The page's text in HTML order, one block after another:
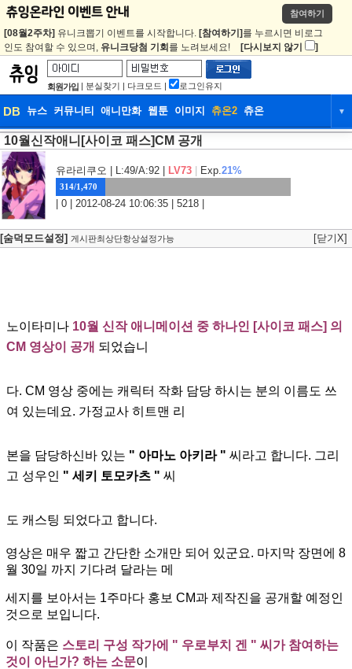
참여하기
[08월2주차] 유니크뽑기 이벤트를 시작합니다. [참여하기] 를 누르시면 비로그
인도 참여할 수 있으며, 유니크당첨 기회 를 노려보세요! [다시보지 않기 ]
회원가입 | 분실찾기 | 다크모드 | 로그인유지
DB 뉴스 커뮤니티 애니만화 웹툰 이미지 츄온2 츄온 ▼
DB 뉴스 커뮤니티
웹툰 이미지 츄온2
10월신작애니[사이코 패스]CM 공개
유라리쿠오 | L:49/A:92 | LV73 Exp.21%
314/1,470
| 0 | 2012-08-24 10:06:35 | 5218 |
[숨덕모드설정] 게시판최상단항상설정가능 [닫기X]
노이타미나 10월 신작 애니메이션 중 하나인 [사이코 패스] 의
CM 영상이 공개 되었습니
다. CM 영상 중에는 캐릭터 작화 담당 하시는 분의 이름도 쓰
여 있는데요. 가정교사 히트맨 리
본을 담당하신바 있는 " 아마노 아키라 " 씨라고 합니다. 그리
고 성우인 " 세키 토모카츠 " 씨
도 캐스팅 되었다고 합니다.
영상은 매우 짧고 간단한 소개만 되어 있군요. 마지막 장면에 8
월 30일 까지 기다려 달라는 메
세지를 보아서는 1주마다 홍보 CM과 제작진을 공개할 예정인
것으로 보입니다.
이 작품은 스토리 구성 작가에 " 우로부치 겐 " 씨가 참여하는
것이 아닌가? 하는 소문이